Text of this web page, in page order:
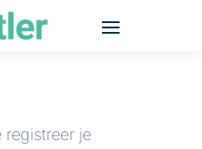
registreer je